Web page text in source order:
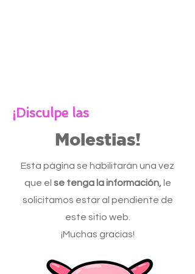
¡Disculpe las
Molestias!
Esta página se habilitarán una vez
que el se tenga la información,le
solicitamos estar al pendiente de
este sitio web.
¡Muchas gracias!